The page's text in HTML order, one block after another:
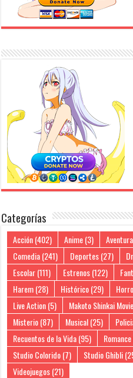
Categorías
Acción(402) Anime(3) Aventura
Comedia(241) Deportes(27)
Escolar(111) Estrenos(122)
Harem(28) Histórico(29)
Live Action(5) Makoto Shinkai
Misterio(87) Musical(25)
Recuentos de la Vida(95) Romance
Studio Colorido(7) Studio Ghibli
Videojuegos(21)